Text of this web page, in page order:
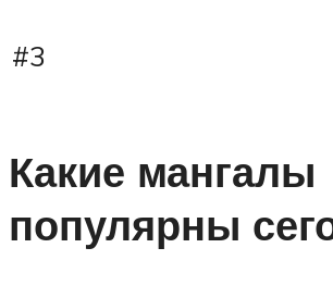
#3
Какие мангалы
популярны